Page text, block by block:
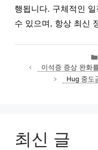
행됩니다. 구체적인
수 있으며, 항상 최신
이석증 증상 완화
Hug 중도
최신 글